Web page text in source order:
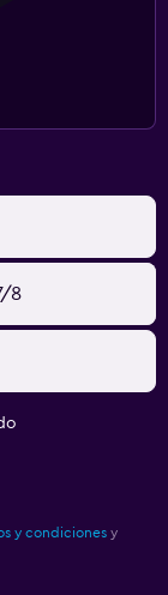
8
y condiciones y